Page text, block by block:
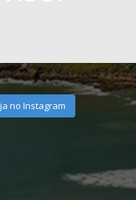
no Instagram